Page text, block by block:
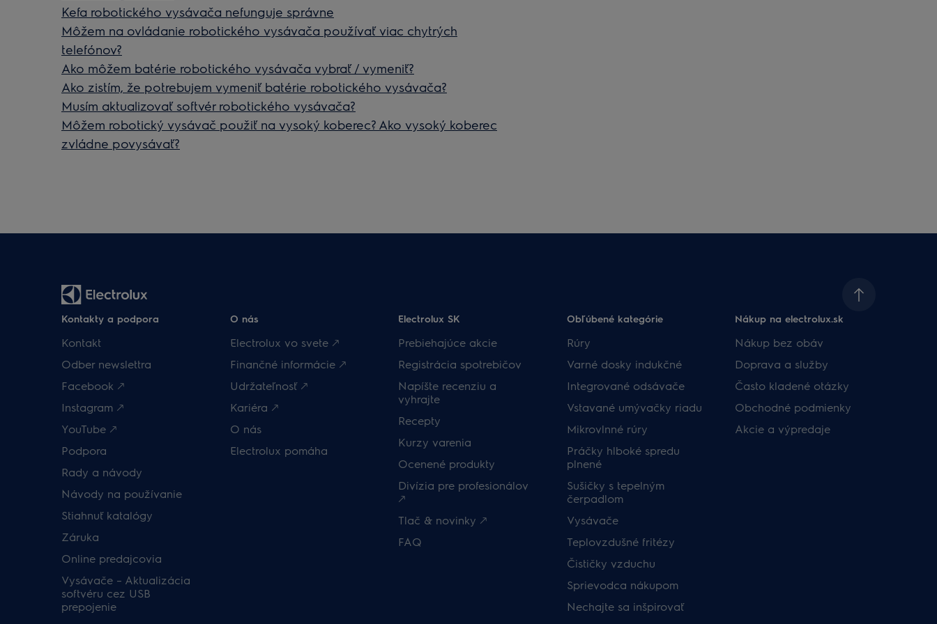
Kefa robotického vysávača nefunguje správne
Môžem na ovládanie robotického vysávača používať viac chytrých
telefónov?
Ako môžem batérie robotického vysávača vybrať / vymeniť?
Ako zistím, že potrebujem vymeniť batérie robotického vysávača?
Musím aktualizovať softvér robotického vysávača?
Môžem robotický vysávač použiť na vysoký koberec? Ako vysoký koberec
zvládne povysávať?
Kontakty a podpora
Kontakt
Odber newslettra
Facebook 🡕
Instagram 🡕
YouTube 🡕
Podpora
Rady a návody
Návody na používanie
Stiahnuť katalógy
Záruka
Online predajcovia
Vysávače – Aktualizácia
softvéru cez USB
prepojenie
O nás
Electrolux vo svete 🡕
Finančné informácie 🡕
Udržateľnosť 🡕
Kariéra 🡕
O nás
Electrolux pomáha
Electrolux SK
Prebiehajúce akcie
Registrácia spotrebičov
Napíšte recenziu a
vyhrajte
Recepty
Kurzy varenia
Ocenené produkty
Divízia pre profesionálov
🡕
Tlač & novinky 🡕
FAQ
Obľúbené kategórie
Rúry
Varné dosky indukčné
Integrované odsávače
Vstavané umývačky riadu
Mikrovlnné rúry
Práčky hlboké spredu
plnené
Sušičky s tepelným
čerpadlom
Vysávače
Teplovzdušné fritézy
Čističky vzduchu
Sprievodca nákupom
Nechajte sa inšpirovať
Nákup na electrolux.sk
Nákup bez obáv​
Doprava a služby​
​Často kladené otázky​
Obchodné podmienky​
Akcie a výpredaje